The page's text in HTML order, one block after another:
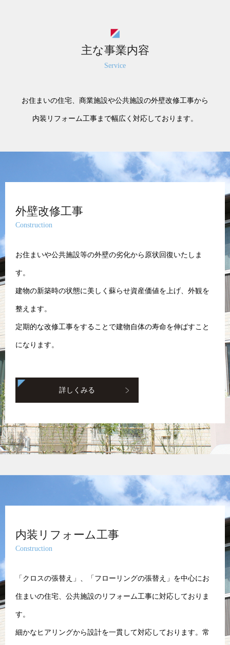
主な事業内容
Service
お住まいの住宅、商業施設や公共施設の外壁改修工事から
内装リフォーム工事まで幅広く対応しております。
外壁改修工事
Construction
お住まいや公共施設等の外壁の劣化から原状回復いたしま
す。
建物の新築時の状態に美しく蘇らせ資産価値を上げ、外観を
整えます。
定期的な改修工事をすることで建物自体の寿命を伸ばすこと
になります。
詳しくみる
内装リフォーム工事
Construction
「クロスの張替え」、「フローリングの張替え」を中心にお
住まいの住宅、公共施設のリフォーム工事に対応しておりま
す。
細かなヒアリングから設計を一貫して対応しております。常